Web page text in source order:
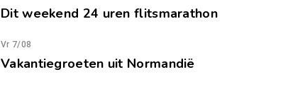
Dit weekend 24 uren flitsmarathon
Vr 7/08
Vakantiegroeten uit Normandië